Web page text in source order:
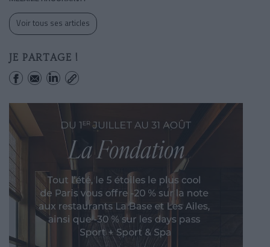
Voir tous ses articles
JE PARTAGE !